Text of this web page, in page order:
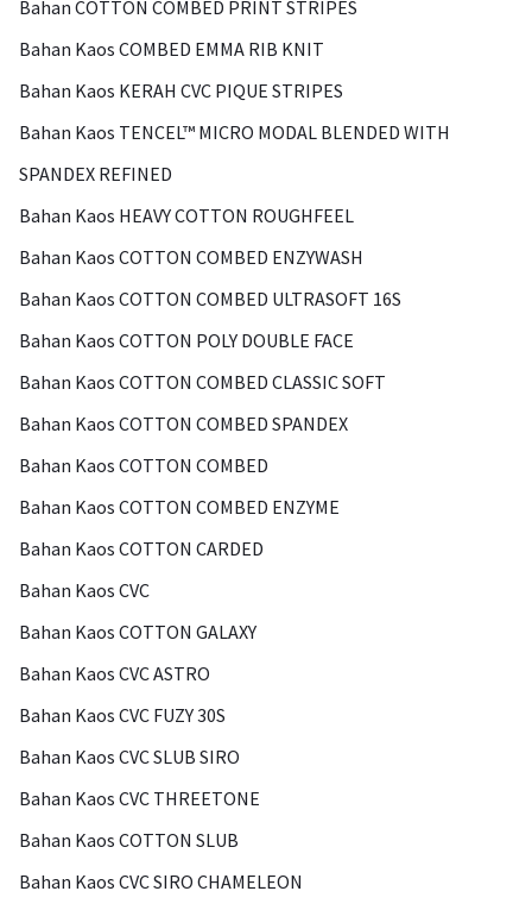
Bahan COTTON COMBED PRINT STRIPES
Bahan Kaos COMBED EMMA RIB KNIT
Bahan Kaos KERAH CVC PIQUE STRIPES
Bahan Kaos TENCEL™ MICRO MODAL BLENDED WITH
SPANDEX REFINED
Bahan Kaos HEAVY COTTON ROUGHFEEL
Bahan Kaos COTTON COMBED ENZYWASH
Bahan Kaos COTTON COMBED ULTRASOFT 16S
Bahan Kaos COTTON POLY DOUBLE FACE
Bahan Kaos COTTON COMBED CLASSIC SOFT
Bahan Kaos COTTON COMBED SPANDEX
Bahan Kaos COTTON COMBED
Bahan Kaos COTTON COMBED ENZYME
Bahan Kaos COTTON CARDED
Bahan Kaos CVC
Bahan Kaos COTTON GALAXY
Bahan Kaos CVC ASTRO
Bahan Kaos CVC FUZY 30S
Bahan Kaos CVC SLUB SIRO
Bahan Kaos CVC THREETONE
Bahan Kaos COTTON SLUB
Bahan Kaos CVC SIRO CHAMELEON